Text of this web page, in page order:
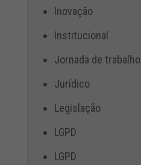
Inovação
Institucional
Jornada de trabalho
Jurídico
Legislação
LGPD
LGPD